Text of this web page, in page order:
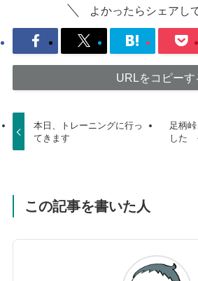
よかったらシェアし
URLをコピーす
本日、トレーニングに行っ
てきます
足柄
した
この記事を書いた人